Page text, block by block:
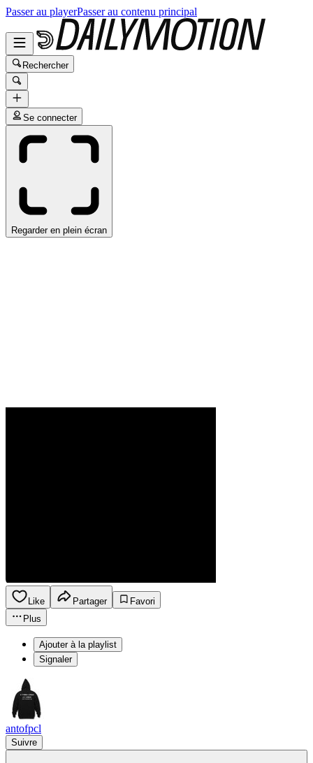
Passer au playerPasser au contenu principal
Rechercher
Se connecter
Regarder en plein écran
Like Partager
Favori
Plus
Ajouter à la playlist
Signaler
antofpcl
Suivre